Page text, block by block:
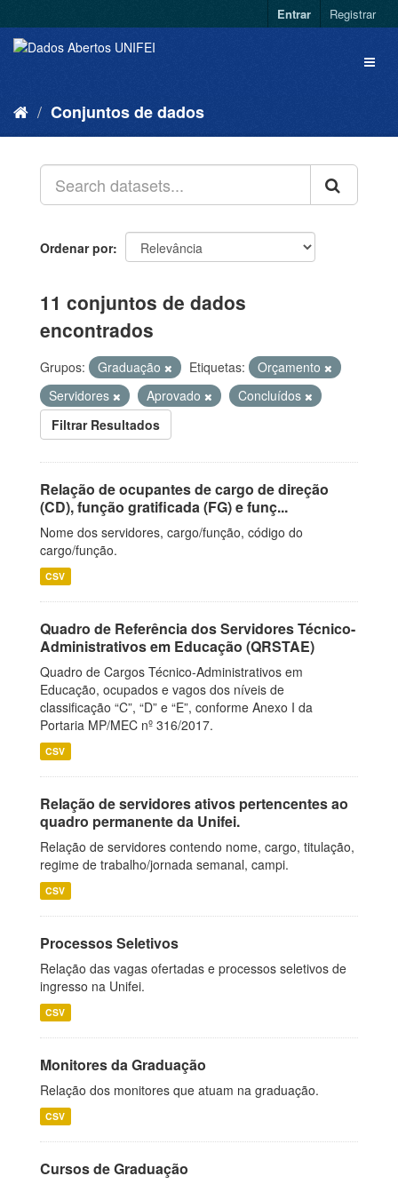
Entrar Registrar
Conjuntos de dados
Ordenar por
11 conjuntos de dados
encontrados
Grupos: Graduação Etiquetas:
Orçamento
Servidores
Aprovado
Concluídos
Filtrar Resultados
Relação de ocupantes de cargo de direção
(CD), função gratificada (FG) e funç...
Nome dos servidores, cargo/função, código do
cargo/função.
CSV
Quadro de Referência dos Servidores Técnico-
Administrativos em Educação (QRSTAE)
Quadro de Cargos Técnico-Administrativos em
Educação, ocupados e vagos dos níveis de
classificação “C”, “D” e “E”, conforme Anexo I da
Portaria MP/MEC nº 316/2017.
CSV
Relação de servidores ativos pertencentes ao
quadro permanente da Unifei.
Relação de servidores contendo nome, cargo, titulação,
regime de trabalho/jornada semanal, campi.
CSV
Processos Seletivos
Relação das vagas ofertadas e processos seletivos de
ingresso na Unifei.
CSV
Monitores da Graduação
Relação dos monitores que atuam na graduação.
CSV
Cursos de Graduação